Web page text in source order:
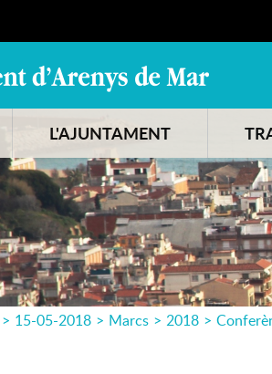
L'AJUNTAMENT
> 15-05-2018 > Marcs > 2018 >